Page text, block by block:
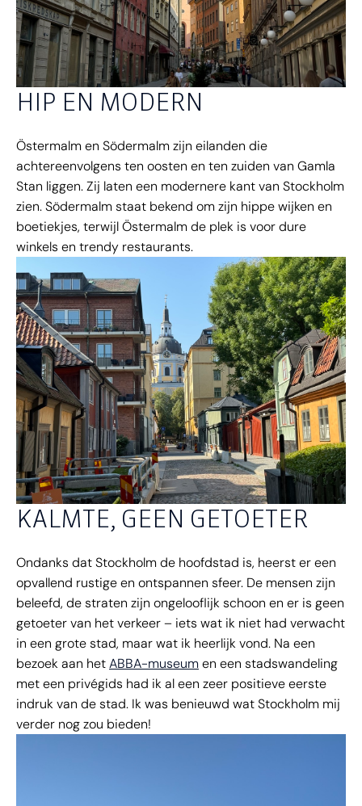
HIP EN MODERN
Östermalm en Södermalm zijn eilanden die
achtereenvolgens ten oosten en ten zuiden van Gamla
Stan liggen. Zij laten een modernere kant van Stockholm
zien. Södermalm staat bekend om zijn hippe wijken en
boetiekjes, terwijl Östermalm de plek is voor dure
winkels en trendy restaurants.
KALMTE, GEEN GETOETER
Ondanks dat Stockholm de hoofdstad is, heerst er een
opvallend rustige en ontspannen sfeer. De mensen zijn
beleefd, de straten zijn ongelooflijk schoon en er is geen
getoeter van het verkeer – iets wat ik niet had verwacht
in een grote stad, maar wat ik heerlijk vond. Na een
bezoek aan hetABBA-museumen een stadswandeling
met een privégids had ik al een zeer positieve eerste
indruk van de stad. Ik was benieuwd wat Stockholm mij
verder nog zou bieden!